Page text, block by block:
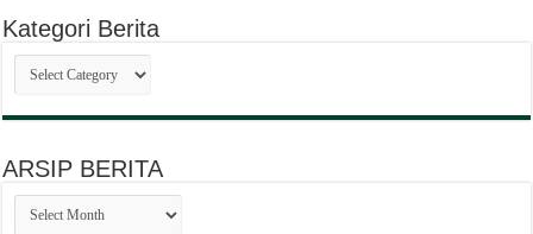
Kategori Berita
Kategori
Berita
ARSIP BERITA
ARSIP
BERITA